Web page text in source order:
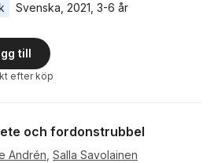
Svenska 2021 3-6 år
till
efter köp
och fordonstrubbel
Andrén Salla Savolainen